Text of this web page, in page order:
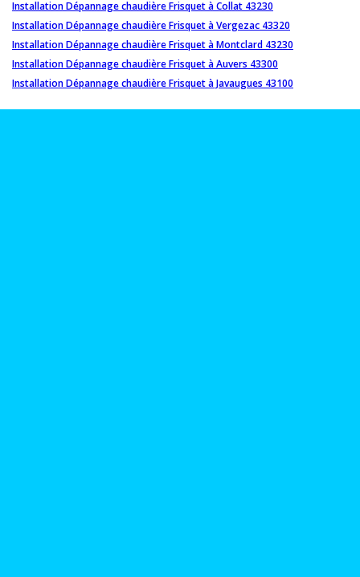
Installation Dépannage chaudière Frisquet à Collat 43230
Installation Dépannage chaudière Frisquet à Vergezac 43320
Installation Dépannage chaudière Frisquet à Montclard 43230
Installation Dépannage chaudière Frisquet à Auvers 43300
Installation Dépannage chaudière Frisquet à Javaugues 43100